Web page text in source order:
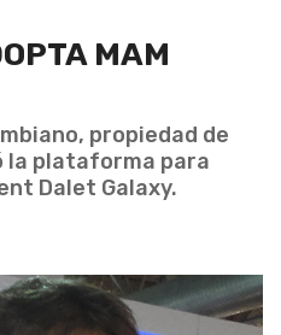
MAM
propiedad de
la plataforma para
Dalet Galaxy.